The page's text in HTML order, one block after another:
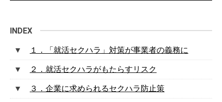
１．「就活セクハラ」対策が事業者の義務に
２．就活セクハラがもたらすリスク
３．企業に求められるセクハラ防止策